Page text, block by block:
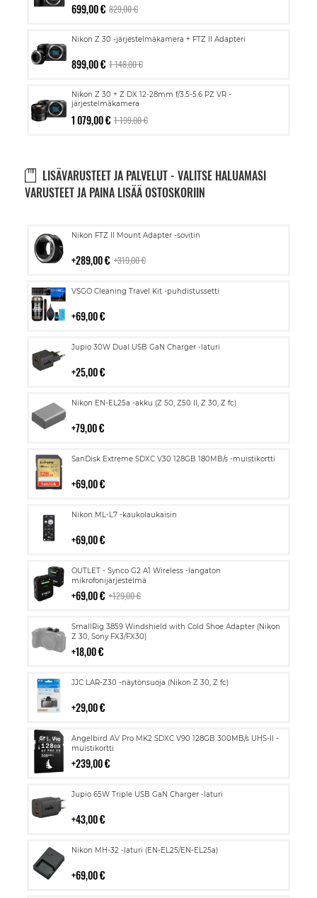
699,00 € 829,00 €
Nikon Z 30 -järjestelmäkamera + FTZ II Adapteri
899,00 € 1 148,00 €
Nikon Z 30 + Z DX 12-28mm f/3.5-5.6 PZ VR -
järjestelmäkamera
1 079,00 € 1 199,00 €
LISÄVARUSTEET JA PALVELUT - VALITSE HALUAMASI
VARUSTEET JA PAINA LISÄÄ OSTOSKORIIN
Nikon FTZ II Mount Adapter -sovitin
289,00 € 319,00 €
Lisää
VSGO Cleaning Travel Kit -puhdistussetti
69,00 €
Lisää
Jupio 30W Dual USB GaN Charger -laturi
25,00 €
Lisää
Nikon EN-EL25a -akku (Z 50, Z50 II, Z 30, Z fc)
79,00 €
Lisää
SanDisk Extreme SDXC V30 128GB 180MB/s -muistikortti
69,00 €
Lisää
Nikon ML-L7 -kaukolaukaisin
69,00 €
Lisää
OUTLET - Synco G2 A1 Wireless -langaton
mikrofonijärjestelmä
69,00 € 129,00 €
Lisää
ostoskoriin
SmallRig 3859 Windshield with Cold Shoe Adapter (Nikon
Z 30, Sony FX3/FX30)
18,00 €
Lisää
ostoskoriin
JJC LAR-Z30 -näytönsuoja (Nikon Z 30, Z fc)
29,00 €
Lisää
Angelbird AV Pro MK2 SDXC V90 128GB 300MB/s UHS-II -
muistikortti
239,00 €
Lisää
ostoskoriin
Jupio 65W Triple USB GaN Charger -laturi
43,00 €
Lisää
Nikon MH-32 -laturi (EN-EL25/EN-EL25a)
69,00 €
Lisää